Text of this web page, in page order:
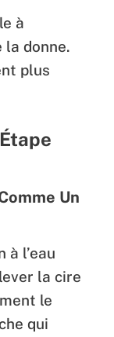
à
la donne.
plus
Un
à l’eau
la cire
le
qui